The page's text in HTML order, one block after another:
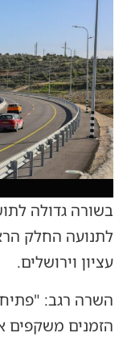
בשורה גדולה
עציון וירושלים.
השרה רגב:
הזמנים משקפים